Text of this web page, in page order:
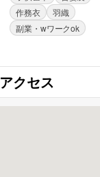
作務衣
羽織
副業・wワークok
アクセス